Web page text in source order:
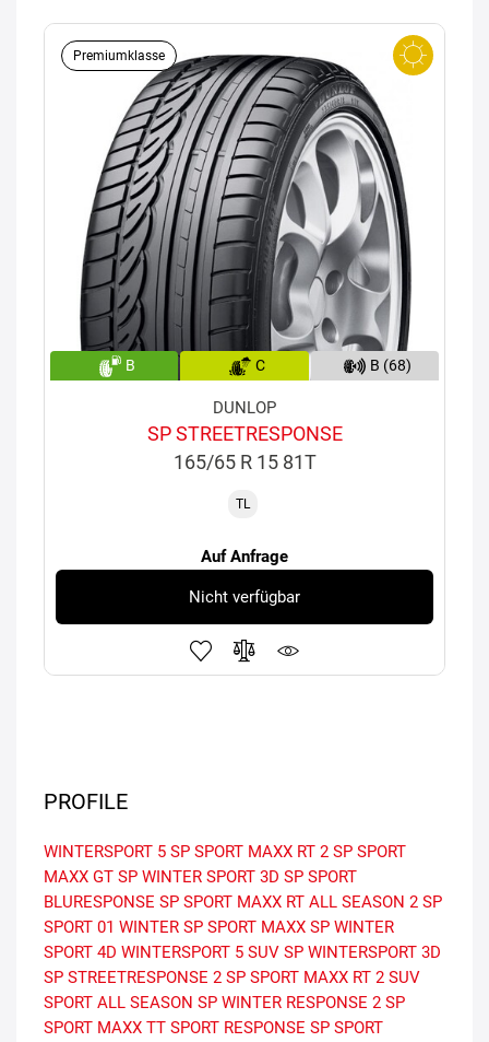
Premiumklasse
B C B (68)
DUNLOP
SP STREETRESPONSE
165/65 R 15 81T
TL
Auf Anfrage
Nicht verfügbar
PROFILE
WINTERSPORT 5 SP SPORT MAXX RT 2 SP SPORT
MAXX GT SP WINTER SPORT 3D SP SPORT
BLURESPONSE SP SPORT MAXX RT ALL SEASON 2 SP
SPORT 01 WINTER SP SPORT MAXX SP WINTER
SPORT 4D WINTERSPORT 5 SUV SP WINTERSPORT 3D
SP STREETRESPONSE 2 SP SPORT MAXX RT 2 SUV
SPORT ALL SEASON SP WINTER RESPONSE 2 SP
SPORT MAXX TT SPORT RESPONSE SP SPORT